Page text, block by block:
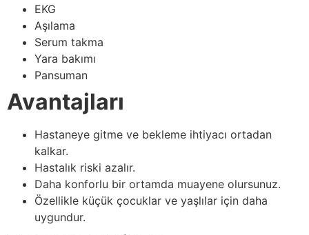
EKG
Aşılama
Serum takma
Yara bakımı
Pansuman
Avantajları
Hastaneye gitme ve bekleme ihtiyacı ortadan
kalkar.
Hastalık riski azalır.
Daha konforlu bir ortamda muayene olursunuz.
Özellikle küçük çocuklar ve yaşlılar için daha
uygundur.